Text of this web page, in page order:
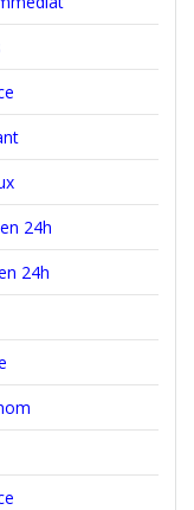
24h
24h